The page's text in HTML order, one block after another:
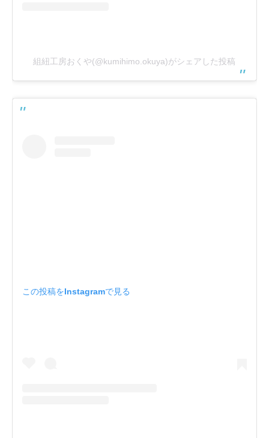
組紐工房おくや(@kumihimo.okuya)がシェアした投稿
この投稿をInstagramで見る